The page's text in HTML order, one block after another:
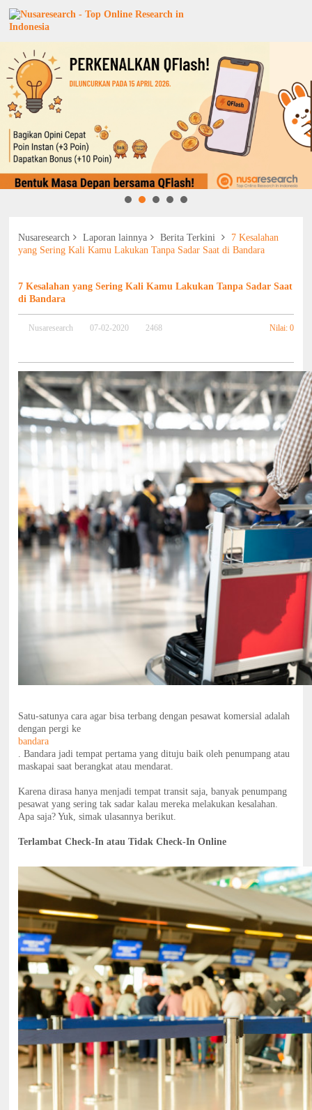
Nusaresearch Laporan lainnya Berita Terkini
7 Kesalahan
yang Sering Kali Kamu Lakukan Tanpa Sadar Saat di Bandara
7 Kesalahan yang Sering Kali Kamu Lakukan Tanpa Sadar Saat
di Bandara
Nusaresearch 07-02-2020 2468 Nilai: 0
Satu-satunya cara agar bisa terbang dengan pesawat komersial adalah
dengan pergi ke
bandara
. Bandara jadi tempat pertama yang dituju baik oleh penumpang atau
maskapai saat berangkat atau mendarat.
Karena dirasa hanya menjadi tempat transit saja, banyak penumpang
pesawat yang sering tak sadar kalau mereka melakukan kesalahan.
Apa saja? Yuk, simak ulasannya berikut.
Terlambat Check-In atau Tidak Check-In Online